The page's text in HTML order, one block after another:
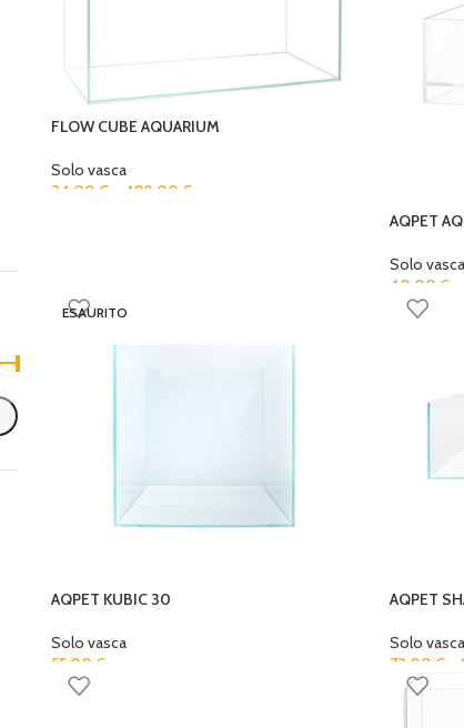
FLOW CUBE AQUARIUM
Solo vasca
34,00 €– 498,00 €
AQPET
Solo vasca
40,00 €
ESAURITO
AQPET KUBIC 30
Solo vasca
55,00 €
AQPET
Solo vasca
73,00 €–